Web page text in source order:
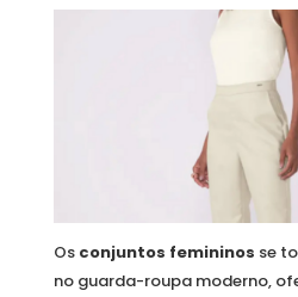
Os conjuntos femininos se
no guarda-roupa moderno,